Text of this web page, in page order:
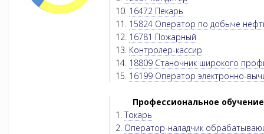
10. 16472 Пекарь
11. 15824 Оператор по добыче
12. 16781 Пожарный
13. Контролер-кассир
14. 18809 Станочник широкого
15. 16199 Оператор электронно-
Профессиональное
1.Токарь
2. Оператор-наладчик